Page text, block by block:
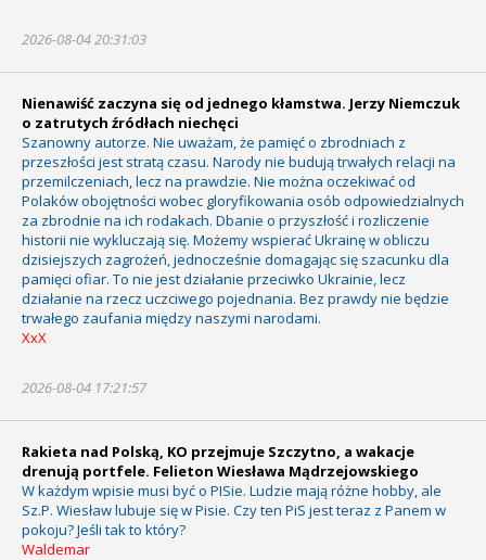
2026-08-04 20:31:03
Nienawiść zaczyna się od jednego kłamstwa. Jerzy Niemczuk
o zatrutych źródłach niechęci
Szanowny autorze. Nie uważam, że pamięć o zbrodniach z
przeszłości jest stratą czasu. Narody nie budują trwałych relacji na
przemilczeniach, lecz na prawdzie. Nie można oczekiwać od
Polaków obojętności wobec gloryfikowania osób odpowiedzialnych
za zbrodnie na ich rodakach. Dbanie o przyszłość i rozliczenie
historii nie wykluczają się. Możemy wspierać Ukrainę w obliczu
dzisiejszych zagrożeń, jednocześnie domagając się szacunku dla
pamięci ofiar. To nie jest działanie przeciwko Ukrainie, lecz
działanie na rzecz uczciwego pojednania. Bez prawdy nie będzie
trwałego zaufania między naszymi narodami.
XxX
2026-08-04 17:21:57
Rakieta nad Polską, KO przejmuje Szczytno, a wakacje
drenują portfele. Felieton Wiesława Mądrzejowskiego
W każdym wpisie musi być o PISie. Ludzie mają różne hobby, ale
Sz.P. Wiesław lubuje się w Pisie. Czy ten PiS jest teraz z Panem w
pokoju? Jeśli tak to który?
Waldemar